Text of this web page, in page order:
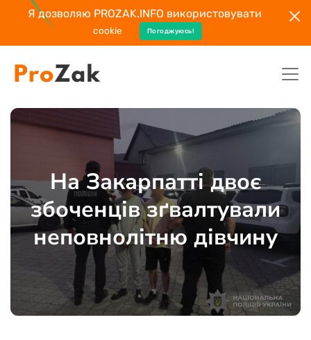
Я дозволяю PROZAK.INFO використовувати
cookie Погоджуюсь!
На Закарпатті двоє
збоченців зґвалтували
неповнолітню дівчину